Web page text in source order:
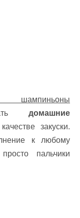
шампиньоны
домашние
закуски.
к любому
пальчики